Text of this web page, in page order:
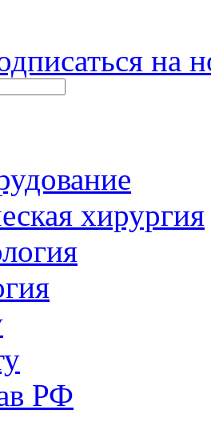
хирургия
РФ